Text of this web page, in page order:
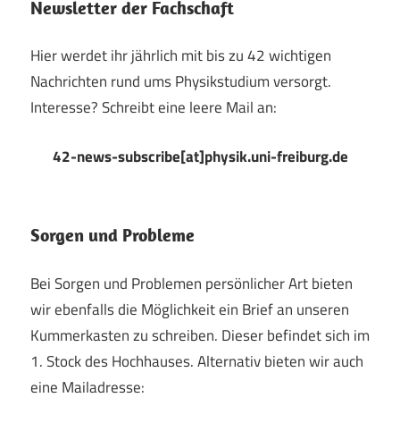
Newsletter der Fachschaft
Hier werdet ihr jährlich mit bis zu 42 wichtigen
Nachrichten rund ums Physikstudium versorgt.
Interesse? Schreibt eine leere Mail an:
42-news-subscribe[at]physik.uni-freiburg.de
Sorgen und Probleme
Bei Sorgen und Problemen persönlicher Art bieten
wir ebenfalls die Möglichkeit ein Brief an unseren
Kummerkasten zu schreiben. Dieser befindet sich im
1. Stock des Hochhauses. Alternativ bieten wir auch
eine Mailadresse: